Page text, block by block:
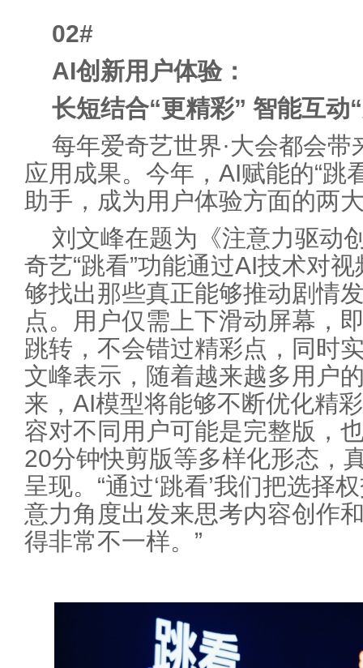
02#
AI创新用户体验：
长短结合“更精彩” 智能互动
每年爱奇艺世界·大会都会
应用成果。今年，AI赋能的“跳
助手，成为用户体验方面的两
刘文峰在题为《注意力驱动
奇艺“跳看”功能通过AI技术对
够找出那些真正能够推动剧情
点。用户仅需上下滑动屏幕，
跳转，不会错过精彩点，同时
文峰表示，随着越来越多用户
来，AI模型将能够不断优化精
容对不同用户可能是完整版，
20分钟快剪版等多样化形态，
呈现。“通过‘跳看’我们把选择
意力角度出发来思考内容创作
得非常不一样。”